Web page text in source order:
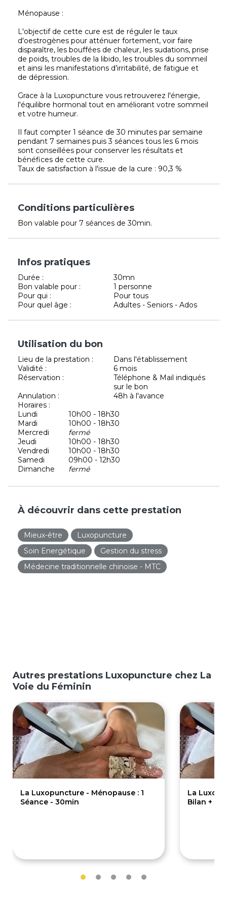
Ménopause :
L'objectif de cette cure est de réguler le taux
d'oestrogènes pour atténuer fortement, voir faire
disparaître, les bouffées de chaleur, les sudations, prise
de poids, troubles de la libido, les troubles du sommeil
et ainsi les manifestations d’irritabilité, de fatigue et
de dépression.
Grace à la Luxopuncture vous retrouverez l'énergie,
l'équilibre hormonal tout en améliorant votre sommeil
et votre humeur.
Il faut compter 1 séance de 30 minutes par semaine
pendant 7 semaines puis 3 séances tous les 6 mois
sont conseillées pour conserver les résultats et
bénéfices de cette cure.
Taux de satisfaction à l'issue de la cure : 90,3 %
Conditions particulières
Bon valable pour 7 séances de 30min.
Infos pratiques
Durée :
30mn
Bon valable pour :
1 personne
Pour qui :
Pour tous
Pour quel âge :
Adultes - Seniors - Ados
Utilisation du bon
Lieu de la prestation :
Dans l'établissement
Validité :
6 mois
Réservation :
Téléphone & Mail indiqués
sur le bon
Annulation :
48h à l'avance
Horaires :
Lundi
10h00 - 18h30
Mardi
10h00 - 18h30
Mercredi
fermé
Jeudi
10h00 - 18h30
Vendredi
10h00 - 18h30
Samedi
09h00 - 12h30
Dimanche
fermé
À découvrir dans cette prestation
Mieux-être
Luxopuncture
Soin Energétique
Gestion du stress
Médecine traditionnelle chinoise - MTC
Autres prestations Luxopuncture chez La
Voie du Féminin
La Luxopuncture - Ménopause : 1
Séance - 30min
La
Bilan +